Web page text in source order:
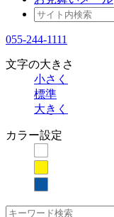
055-244-1111
文字の大きさ
小さく
標準
大きく
カラー設定